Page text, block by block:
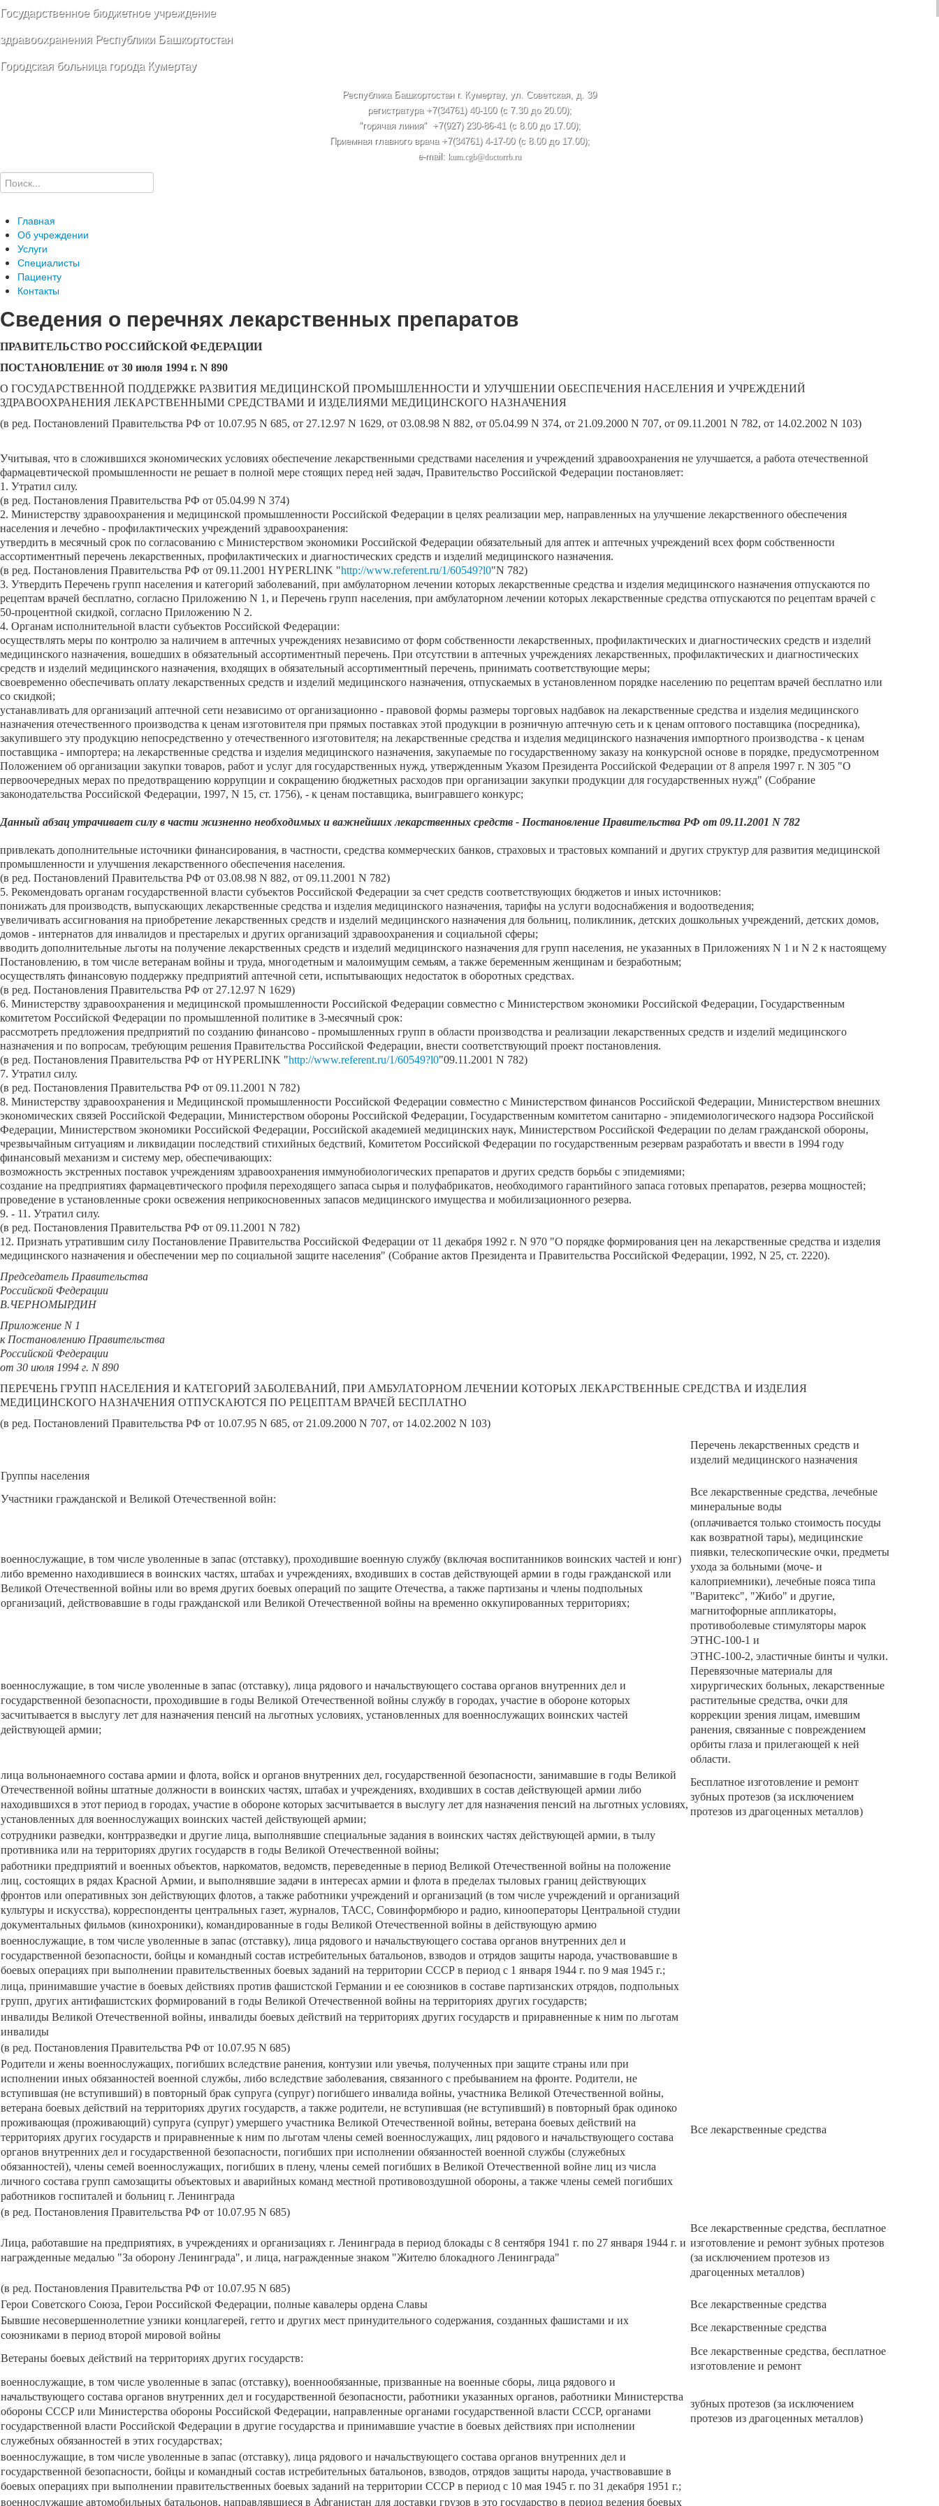
Государственное бюджетное учреждение
здравоохранения Республики Башкортостан
Городская больница города Кумертау
Республика Башкортостан г. Кумертау, ул. Советская, д. 39
регистратура +7(34761) 40-100 (c 7.30 до 20.00);
"горячая линия" +7(927) 230-86-41 (с 8.00 до 17.00);
Приемная главного врача +7(34761) 4-17-00 (с 8.00 до 17.00);
e-mail: kum.cgb@doctorrb.ru
Главная
Об учреждении
Услуги
Специалисты
Пациенту
Контакты
Сведения о перечнях лекарственных препаратов
ПРАВИТЕЛЬСТВО РОССИЙСКОЙ ФЕДЕРАЦИИ
ПОСТАНОВЛЕНИЕ от 30 июля 1994 г. N 890
О ГОСУДАРСТВЕННОЙ ПОДДЕРЖКЕ РАЗВИТИЯ МЕДИЦИНСКОЙ ПРОМЫШЛЕННОСТИ И УЛУЧШЕНИИ ОБЕСПЕЧЕНИЯ НАСЕЛЕНИЯ И УЧРЕЖДЕНИЙ
ЗДРАВООХРАНЕНИЯ ЛЕКАРСТВЕННЫМИ СРЕДСТВАМИ И ИЗДЕЛИЯМИ МЕДИЦИНСКОГО НАЗНАЧЕНИЯ
(в ред. Постановлений Правительства РФ от 10.07.95 N 685, от 27.12.97 N 1629, от 03.08.98 N 882, от 05.04.99 N 374, от 21.09.2000 N 707, от 09.11.2001 N 782, от 14.02.2002 N 103)
Учитывая, что в сложившихся экономических условиях обеспечение лекарственными средствами населения и учреждений здравоохранения не улучшается, а работа отечественной
фармацевтической промышленности не решает в полной мере стоящих перед ней задач, Правительство Российской Федерации постановляет:
1. Утратил силу.
(в ред. Постановления Правительства РФ от 05.04.99 N 374)
2. Министерству здравоохранения и медицинской промышленности Российской Федерации в целях реализации мер, направленных на улучшение лекарственного обеспечения
населения и лечебно - профилактических учреждений здравоохранения:
утвердить в месячный срок по согласованию с Министерством экономики Российской Федерации обязательный для аптек и аптечных учреждений всех форм собственности
ассортиментный перечень лекарственных, профилактических и диагностических средств и изделий медицинского назначения.
(в ред. Постановления Правительства РФ от 09.11.2001 HYPERLINK "http://www.referent.ru/1/60549?l0"N 782)
3. Утвердить Перечень групп населения и категорий заболеваний, при амбулаторном лечении которых лекарственные средства и изделия медицинского назначения отпускаются по
рецептам врачей бесплатно, согласно Приложению N 1, и Перечень групп населения, при амбулаторном лечении которых лекарственные средства отпускаются по рецептам врачей с
50-процентной скидкой, согласно Приложению N 2.
4. Органам исполнительной власти субъектов Российской Федерации:
осуществлять меры по контролю за наличием в аптечных учреждениях независимо от форм собственности лекарственных, профилактических и диагностических средств и изделий
медицинского назначения, вошедших в обязательный ассортиментный перечень. При отсутствии в аптечных учреждениях лекарственных, профилактических и диагностических
средств и изделий медицинского назначения, входящих в обязательный ассортиментный перечень, принимать соответствующие меры;
своевременно обеспечивать оплату лекарственных средств и изделий медицинского назначения, отпускаемых в установленном порядке населению по рецептам врачей бесплатно или
со скидкой;
устанавливать для организаций аптечной сети независимо от организационно - правовой формы размеры торговых надбавок на лекарственные средства и изделия медицинского
назначения отечественного производства к ценам изготовителя при прямых поставках этой продукции в розничную аптечную сеть и к ценам оптового поставщика (посредника),
закупившего эту продукцию непосредственно у отечественного изготовителя; на лекарственные средства и изделия медицинского назначения импортного производства - к ценам
поставщика - импортера; на лекарственные средства и изделия медицинского назначения, закупаемые по государственному заказу на конкурсной основе в порядке, предусмотренном
Положением об организации закупки товаров, работ и услуг для государственных нужд, утвержденным Указом Президента Российской Федерации от 8 апреля 1997 г. N 305 "О
первоочередных мерах по предотвращению коррупции и сокращению бюджетных расходов при организации закупки продукции для государственных нужд" (Собрание
законодательства Российской Федерации, 1997, N 15, ст. 1756), - к ценам поставщика, выигравшего конкурс;
Данный абзац утрачивает силу в части жизненно необходимых и важнейших лекарственных средств - Постановление Правительства РФ от 09.11.2001 N 782
привлекать дополнительные источники финансирования, в частности, средства коммерческих банков, страховых и трастовых компаний и других структур для развития медицинской
промышленности и улучшения лекарственного обеспечения населения.
(в ред. Постановлений Правительства РФ от 03.08.98 N 882, от 09.11.2001 N 782)
5. Рекомендовать органам государственной власти субъектов Российской Федерации за счет средств соответствующих бюджетов и иных источников:
понижать для производств, выпускающих лекарственные средства и изделия медицинского назначения, тарифы на услуги водоснабжения и водоотведения;
увеличивать ассигнования на приобретение лекарственных средств и изделий медицинского назначения для больниц, поликлиник, детских дошкольных учреждений, детских домов,
домов - интернатов для инвалидов и престарелых и других организаций здравоохранения и социальной сферы;
вводить дополнительные льготы на получение лекарственных средств и изделий медицинского назначения для групп населения, не указанных в Приложениях N 1 и N 2 к настоящему
Постановлению, в том числе ветеранам войны и труда, многодетным и малоимущим семьям, а также беременным женщинам и безработным;
осуществлять финансовую поддержку предприятий аптечной сети, испытывающих недостаток в оборотных средствах.
(в ред. Постановления Правительства РФ от 27.12.97 N 1629)
6. Министерству здравоохранения и медицинской промышленности Российской Федерации совместно с Министерством экономики Российской Федерации, Государственным
комитетом Российской Федерации по промышленной политике в 3-месячный срок:
рассмотреть предложения предприятий по созданию финансово - промышленных групп в области производства и реализации лекарственных средств и изделий медицинского
назначения и по вопросам, требующим решения Правительства Российской Федерации, внести соответствующий проект постановления.
(в ред. Постановления Правительства РФ от HYPERLINK "http://www.referent.ru/1/60549?l0"09.11.2001 N 782)
7. Утратил силу.
(в ред. Постановления Правительства РФ от 09.11.2001 N 782)
8. Министерству здравоохранения и Медицинской промышленности Российской Федерации совместно с Министерством финансов Российской Федерации, Министерством внешних
экономических связей Российской Федерации, Министерством обороны Российской Федерации, Государственным комитетом санитарно - эпидемиологического надзора Российской
Федерации, Министерством экономики Российской Федерации, Российской академией медицинских наук, Министерством Российской Федерации по делам гражданской обороны,
чрезвычайным ситуациям и ликвидации последствий стихийных бедствий, Комитетом Российской Федерации по государственным резервам разработать и ввести в 1994 году
финансовый механизм и систему мер, обеспечивающих:
возможность экстренных поставок учреждениям здравоохранения иммунобиологических препаратов и других средств борьбы с эпидемиями;
создание на предприятиях фармацевтического профиля переходящего запаса сырья и полуфабрикатов, необходимого гарантийного запаса готовых препаратов, резерва мощностей;
проведение в установленные сроки освежения неприкосновенных запасов медицинского имущества и мобилизационного резерва.
9. - 11. Утратил силу.
(в ред. Постановления Правительства РФ от 09.11.2001 N 782)
12. Признать утратившим силу Постановление Правительства Российской Федерации от 11 декабря 1992 г. N 970 "О порядке формирования цен на лекарственные средства и изделия
медицинского назначения и обеспечении мер по социальной защите населения" (Собрание актов Президента и Правительства Российской Федерации, 1992, N 25, ст. 2220).
Председатель Правительства
Российской Федерации
В.ЧЕРНОМЫРДИН
Приложение N 1
к Постановлению Правительства
Российской Федерации
от 30 июля 1994 г. N 890
ПЕРЕЧЕНЬ ГРУПП НАСЕЛЕНИЯ И КАТЕГОРИЙ ЗАБОЛЕВАНИЙ, ПРИ АМБУЛАТОРНОМ ЛЕЧЕНИИ КОТОРЫХ ЛЕКАРСТВЕННЫЕ СРЕДСТВА И ИЗДЕЛИЯ
МЕДИЦИНСКОГО НАЗНАЧЕНИЯ ОТПУСКАЮТСЯ ПО РЕЦЕПТАМ ВРАЧЕЙ БЕСПЛАТНО
(в ред. Постановлений Правительства РФ от 10.07.95 N 685, от 21.09.2000 N 707, от 14.02.2002 N 103)
Перечень лекарственных средств и
изделий медицинского назначения
Группы населения
Участники гражданской и Великой Отечественной войн:
Все лекарственные средства, лечебные
минеральные воды
военнослужащие, в том числе уволенные в запас (отставку), проходившие военную службу (включая воспитанников воинских частей и юнг)
либо временно находившиеся в воинских частях, штабах и учреждениях, входивших в состав действующей армии в годы гражданской или
Великой Отечественной войны или во время других боевых операций по защите Отечества, а также партизаны и члены подпольных
организаций, действовавшие в годы гражданской или Великой Отечественной войны на временно оккупированных территориях;
(оплачивается только стоимость посуды
как возвратной тары), медицинские
пиявки, телескопические очки, предметы
ухода за больными (моче- и
калоприемники), лечебные пояса типа
"Варитекс", "Жибо" и другие,
магнитофорные аппликаторы,
противоболевые стимуляторы марок
ЭТНС-100-1 и
военнослужащие, в том числе уволенные в запас (отставку), лица рядового и начальствующего состава органов внутренних дел и
государственной безопасности, проходившие в годы Великой Отечественной войны службу в городах, участие в обороне которых
засчитывается в выслугу лет для назначения пенсий на льготных условиях, установленных для военнослужащих воинских частей
действующей армии;
ЭТНС-100-2, эластичные бинты и чулки.
Перевязочные материалы для
хирургических больных, лекарственные
растительные средства, очки для
коррекции зрения лицам, имевшим
ранения, связанные с повреждением
орбиты глаза и прилегающей к ней
области.
лица вольнонаемного состава армии и флота, войск и органов внутренних дел, государственной безопасности, занимавшие в годы Великой
Отечественной войны штатные должности в воинских частях, штабах и учреждениях, входивших в состав действующей армии либо
находившихся в этот период в городах, участие в обороне которых засчитывается в выслугу лет для назначения пенсий на льготных условиях,
установленных для военнослужащих воинских частей действующей армии;
Бесплатное изготовление и ремонт
зубных протезов (за исключением
протезов из драгоценных металлов)
сотрудники разведки, контрразведки и другие лица, выполнявшие специальные задания в воинских частях действующей армии, в тылу
противника или на территориях других государств в годы Великой Отечественной войны;
работники предприятий и военных объектов, наркоматов, ведомств, переведенные в период Великой Отечественной войны на положение
лиц, состоящих в рядах Красной Армии, и выполнявшие задачи в интересах армии и флота в пределах тыловых границ действующих
фронтов или оперативных зон действующих флотов, а также работники учреждений и организаций (в том числе учреждений и организаций
культуры и искусства), корреспонденты центральных газет, журналов, ТАСС, Совинформбюро и радио, кинооператоры Центральной студии
документальных фильмов (кинохроники), командированные в годы Великой Отечественной войны в действующую армию
военнослужащие, в том числе уволенные в запас (отставку), лица рядового и начальствующего состава органов внутренних дел и
государственной безопасности, бойцы и командный состав истребительных батальонов, взводов и отрядов защиты народа, участвовавшие в
боевых операциях при выполнении правительственных боевых заданий на территории СССР в период с 1 января 1944 г. по 9 мая 1945 г.;
лица, принимавшие участие в боевых действиях против фашистской Германии и ее союзников в составе партизанских отрядов, подпольных
групп, других антифашистских формирований в годы Великой Отечественной войны на территориях других государств;
инвалиды Великой Отечественной войны, инвалиды боевых действий на территориях других государств и приравненные к ним по льготам
инвалиды
(в ред. Постановления Правительства РФ от 10.07.95 N 685)
Родители и жены военнослужащих, погибших вследствие ранения, контузии или увечья, полученных при защите страны или при
исполнении иных обязанностей военной службы, либо вследствие заболевания, связанного с пребыванием на фронте. Родители, не
вступившая (не вступивший) в повторный брак супруга (супруг) погибшего инвалида войны, участника Великой Отечественной войны,
ветерана боевых действий на территориях других государств, а также родители, не вступившая (не вступивший) в повторный брак одиноко
проживающая (проживающий) супруга (супруг) умершего участника Великой Отечественной войны, ветерана боевых действий на
территориях других государств и приравненные к ним по льготам члены семей военнослужащих, лиц рядового и начальствующего состава
органов внутренних дел и государственной безопасности, погибших при исполнении обязанностей военной службы (служебных
обязанностей), члены семей военнослужащих, погибших в плену, члены семей погибших в Великой Отечественной войне лиц из числа
личного состава групп самозащиты объектовых и аварийных команд местной противовоздушной обороны, а также члены семей погибших
работников госпиталей и больниц г. Ленинграда
Все лекарственные средства
(в ред. Постановления Правительства РФ от 10.07.95 N 685)
Лица, работавшие на предприятиях, в учреждениях и организациях г. Ленинграда в период блокады с 8 сентября 1941 г. по 27 января 1944 г. и
награжденные медалью "За оборону Ленинграда", и лица, награжденные знаком "Жителю блокадного Ленинграда"
Все лекарственные средства, бесплатное
изготовление и ремонт зубных протезов
(за исключением протезов из
драгоценных металлов)
(в ред. Постановления Правительства РФ от 10.07.95 N 685)
Герои Советского Союза, Герои Российской Федерации, полные кавалеры ордена Славы
Все лекарственные средства
Бывшие несовершеннолетние узники концлагерей, гетто и других мест принудительного содержания, созданных фашистами и их
союзниками в период второй мировой войны
Все лекарственные средства
Ветераны боевых действий на территориях других государств:
Все лекарственные средства, бесплатное
изготовление и ремонт
военнослужащие, в том числе уволенные в запас (отставку), военнообязанные, призванные на военные сборы, лица рядового и
начальствующего состава органов внутренних дел и государственной безопасности, работники указанных органов, работники Министерства
обороны СССР или Министерства обороны Российской Федерации, направленные органами государственной власти СССР, органами
государственной власти Российской Федерации в другие государства и принимавшие участие в боевых действиях при исполнении
служебных обязанностей в этих государствах;
зубных протезов (за исключением
протезов из драгоценных металлов)
военнослужащие, в том числе уволенные в запас (отставку), лица рядового и начальствующего состава органов внутренних дел и
государственной безопасности, бойцы и командный состав истребительных батальонов, взводов, отрядов защиты народа, участвовавшие в
боевых операциях при выполнении правительственных боевых заданий на территории СССР в период с 10 мая 1945 г. по 31 декабря 1951 г.;
военнослужащие автомобильных батальонов, направлявшиеся в Афганистан для доставки грузов в это государство в период ведения боевых